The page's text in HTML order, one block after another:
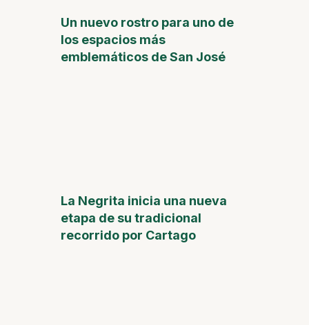
Un nuevo rostro para uno de
los espacios más
emblemáticos de San José
La Negrita inicia una nueva
etapa de su tradicional
recorrido por Cartago